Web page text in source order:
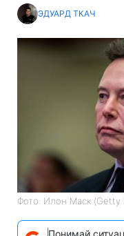
ЭДУАРД ТКАЧ
Фото: Илон Маск (Getty
Понимай